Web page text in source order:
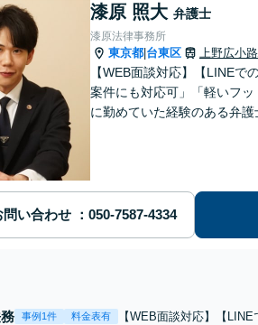
漆原 照大 弁護士
漆原法律事務所
東京都 台東区 上野広小
【WEB面談対応】【LINEで
案件にも対応可」「軽いフ
に勤めていた経験のある弁護
問い合わせ
事例1件 料金表有
【WEB面談対応】【